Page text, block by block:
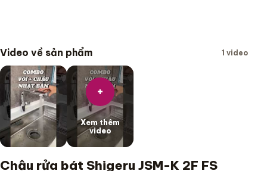
Video về sản phẩm 1 video
+
Xem thêm
video
Chậu rửa bát Shigeru JSM-K 2F FS